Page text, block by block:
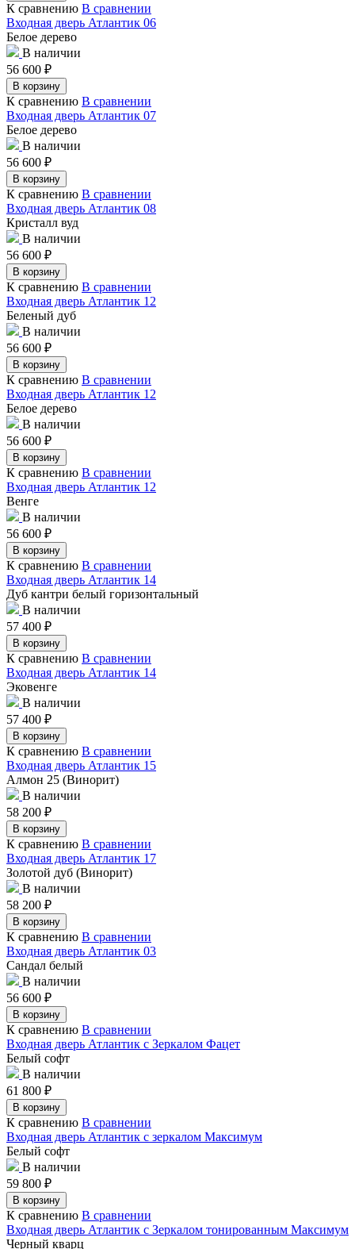
К сравнению В сравнении
Входная дверь Атлантик 06
Белое дерево
В наличии
56 600 ₽
В корзину
К сравнению В сравнении
Входная дверь Атлантик 07
Белое дерево
В наличии
56 600 ₽
В корзину
К сравнению В сравнении
Входная дверь Атлантик 08
Кристалл вуд
В наличии
56 600 ₽
В корзину
К сравнению В сравнении
Входная дверь Атлантик 12
Беленый дуб
В наличии
56 600 ₽
В корзину
К сравнению В сравнении
Входная дверь Атлантик 12
Белое дерево
В наличии
56 600 ₽
В корзину
К сравнению В сравнении
Входная дверь Атлантик 12
Венге
В наличии
56 600 ₽
В корзину
К сравнению В сравнении
Входная дверь Атлантик 14
Дуб кантри белый горизонтальный
В наличии
57 400 ₽
В корзину
К сравнению В сравнении
Входная дверь Атлантик 14
Эковенге
В наличии
57 400 ₽
В корзину
К сравнению В сравнении
Входная дверь Атлантик 15
Алмон 25 (Винорит)
В наличии
58 200 ₽
В корзину
К сравнению В сравнении
Входная дверь Атлантик 17
Золотой дуб (Винорит)
В наличии
58 200 ₽
В корзину
К сравнению В сравнении
Входная дверь Атлантик 03
Сандал белый
В наличии
56 600 ₽
В корзину
К сравнению В сравнении
Входная дверь Атлантик с Зеркалом Фацет
Белый софт
В наличии
61 800 ₽
В корзину
К сравнению В сравнении
Входная дверь Атлантик с зеркалом Максимум
Белый софт
В наличии
59 800 ₽
В корзину
К сравнению В сравнении
Входная дверь Атлантик с Зеркалом тонированным Максимум
Черный кварц